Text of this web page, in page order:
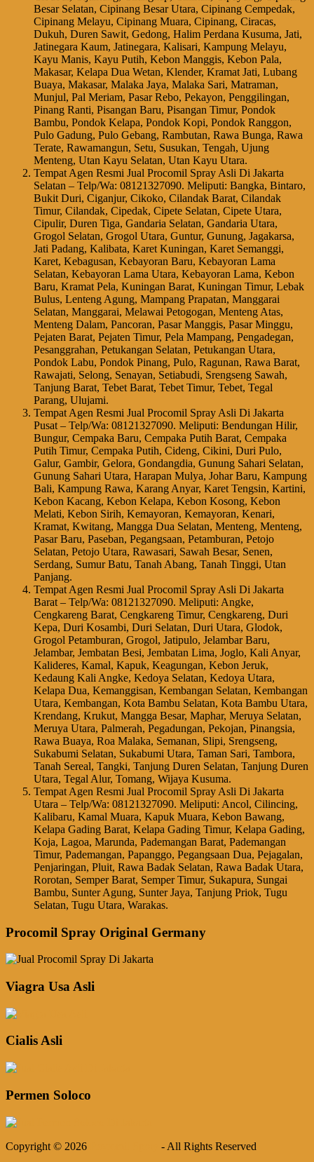
Besar Selatan, Cipinang Besar Utara, Cipinang Cempedak,
Cipinang Melayu, Cipinang Muara, Cipinang, Ciracas,
Dukuh, Duren Sawit, Gedong, Halim Perdana Kusuma, Jati,
Jatinegara Kaum, Jatinegara, Kalisari, Kampung Melayu,
Kayu Manis, Kayu Putih, Kebon Manggis, Kebon Pala,
Makasar, Kelapa Dua Wetan, Klender, Kramat Jati, Lubang
Buaya, Makasar, Malaka Jaya, Malaka Sari, Matraman,
Munjul, Pal Meriam, Pasar Rebo, Pekayon, Penggilingan,
Pinang Ranti, Pisangan Baru, Pisangan Timur, Pondok
Bambu, Pondok Kelapa, Pondok Kopi, Pondok Ranggon,
Pulo Gadung, Pulo Gebang, Rambutan, Rawa Bunga, Rawa
Terate, Rawamangun, Setu, Susukan, Tengah, Ujung
Menteng, Utan Kayu Selatan, Utan Kayu Utara.
Tempat Agen Resmi Jual Procomil Spray Asli Di Jakarta
Selatan – Telp/Wa: 08121327090. Meliputi: Bangka, Bintaro,
Bukit Duri, Ciganjur, Cikoko, Cilandak Barat, Cilandak
Timur, Cilandak, Cipedak, Cipete Selatan, Cipete Utara,
Cipulir, Duren Tiga, Gandaria Selatan, Gandaria Utara,
Grogol Selatan, Grogol Utara, Guntur, Gunung, Jagakarsa,
Jati Padang, Kalibata, Karet Kuningan, Karet Semanggi,
Karet, Kebagusan, Kebayoran Baru, Kebayoran Lama
Selatan, Kebayoran Lama Utara, Kebayoran Lama, Kebon
Baru, Kramat Pela, Kuningan Barat, Kuningan Timur, Lebak
Bulus, Lenteng Agung, Mampang Prapatan, Manggarai
Selatan, Manggarai, Melawai Petogogan, Menteng Atas,
Menteng Dalam, Pancoran, Pasar Manggis, Pasar Minggu,
Pejaten Barat, Pejaten Timur, Pela Mampang, Pengadegan,
Pesanggrahan, Petukangan Selatan, Petukangan Utara,
Pondok Labu, Pondok Pinang, Pulo, Ragunan, Rawa Barat,
Rawajati, Selong, Senayan, Setiabudi, Srengseng Sawah,
Tanjung Barat, Tebet Barat, Tebet Timur, Tebet, Tegal
Parang, Ulujami.
Tempat Agen Resmi Jual Procomil Spray Asli Di Jakarta
Pusat – Telp/Wa: 08121327090. Meliputi: Bendungan Hilir,
Bungur, Cempaka Baru, Cempaka Putih Barat, Cempaka
Putih Timur, Cempaka Putih, Cideng, Cikini, Duri Pulo,
Galur, Gambir, Gelora, Gondangdia, Gunung Sahari Selatan,
Gunung Sahari Utara, Harapan Mulya, Johar Baru, Kampung
Bali, Kampung Rawa, Karang Anyar, Karet Tengsin, Kartini,
Kebon Kacang, Kebon Kelapa, Kebon Kosong, Kebon
Melati, Kebon Sirih, Kemayoran, Kemayoran, Kenari,
Kramat, Kwitang, Mangga Dua Selatan, Menteng, Menteng,
Pasar Baru, Paseban, Pegangsaan, Petamburan, Petojo
Selatan, Petojo Utara, Rawasari, Sawah Besar, Senen,
Serdang, Sumur Batu, Tanah Abang, Tanah Tinggi, Utan
Panjang.
Tempat Agen Resmi Jual Procomil Spray Asli Di Jakarta
Barat – Telp/Wa: 08121327090. Meliputi: Angke,
Cengkareng Barat, Cengkareng Timur, Cengkareng, Duri
Kepa, Duri Kosambi, Duri Selatan, Duri Utara, Glodok,
Grogol Petamburan, Grogol, Jatipulo, Jelambar Baru,
Jelambar, Jembatan Besi, Jembatan Lima, Joglo, Kali Anyar,
Kalideres, Kamal, Kapuk, Keagungan, Kebon Jeruk,
Kedaung Kali Angke, Kedoya Selatan, Kedoya Utara,
Kelapa Dua, Kemanggisan, Kembangan Selatan, Kembangan
Utara, Kembangan, Kota Bambu Selatan, Kota Bambu Utara,
Krendang, Krukut, Mangga Besar, Maphar, Meruya Selatan,
Meruya Utara, Palmerah, Pegadungan, Pekojan, Pinangsia,
Rawa Buaya, Roa Malaka, Semanan, Slipi, Srengseng,
Sukabumi Selatan, Sukabumi Utara, Taman Sari, Tambora,
Tanah Sereal, Tangki, Tanjung Duren Selatan, Tanjung Duren
Utara, Tegal Alur, Tomang, Wijaya Kusuma.
Tempat Agen Resmi Jual Procomil Spray Asli Di Jakarta
Utara – Telp/Wa: 08121327090. Meliputi: Ancol, Cilincing,
Kalibaru, Kamal Muara, Kapuk Muara, Kebon Bawang,
Kelapa Gading Barat, Kelapa Gading Timur, Kelapa Gading,
Koja, Lagoa, Marunda, Pademangan Barat, Pademangan
Timur, Pademangan, Papanggo, Pegangsaan Dua, Pejagalan,
Penjaringan, Pluit, Rawa Badak Selatan, Rawa Badak Utara,
Rorotan, Semper Barat, Semper Timur, Sukapura, Sungai
Bambu, Sunter Agung, Sunter Jaya, Tanjung Priok, Tugu
Selatan, Tugu Utara, Warakas.
Procomil Spray Original Germany
Viagra Usa Asli
Cialis Asli
Permen Soloco
Copyright © 2026 - All Rights Reserved